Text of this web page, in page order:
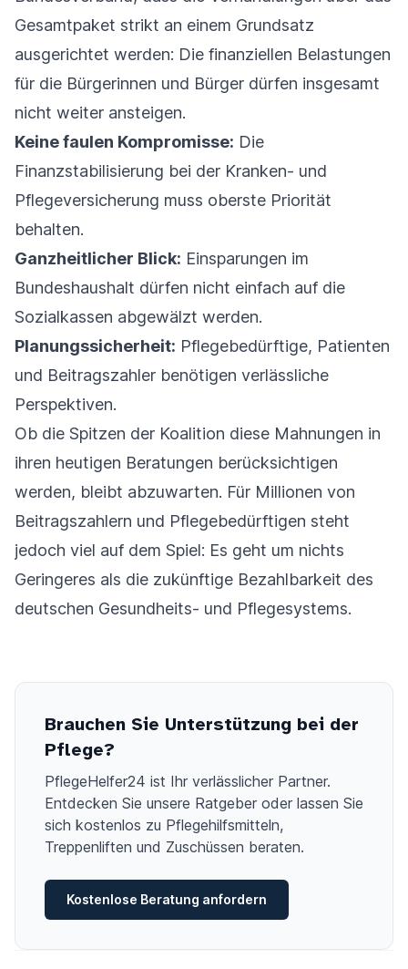
Gesamtpaket strikt an einem Grundsatz
ausgerichtet werden: Die finanziellen Belastungen
für die Bürgerinnen und Bürger dürfen insgesamt
nicht weiter ansteigen.
Keine faulen Kompromisse: Die
Finanzstabilisierung bei der Kranken- und
Pflegeversicherung muss oberste Priorität
behalten.
Ganzheitlicher Blick: Einsparungen im
Bundeshaushalt dürfen nicht einfach auf die
Sozialkassen abgewälzt werden.
Planungssicherheit: Pflegebedürftige, Patienten
und Beitragszahler benötigen verlässliche
Perspektiven.
Ob die Spitzen der Koalition diese Mahnungen in
ihren heutigen Beratungen berücksichtigen
werden, bleibt abzuwarten. Für Millionen von
Beitragszahlern und Pflegebedürftigen steht
jedoch viel auf dem Spiel: Es geht um nichts
Geringeres als die zukünftige Bezahlbarkeit des
deutschen Gesundheits- und Pflegesystems.
Brauchen Sie Unterstützung bei der
Pflege?
PflegeHelfer24 ist Ihr verlässlicher Partner.
Entdecken Sie unsere Ratgeber oder lassen Sie
sich kostenlos zu Pflegehilfsmitteln,
Treppenliften und Zuschüssen beraten.
Kostenlose Beratung anfordern